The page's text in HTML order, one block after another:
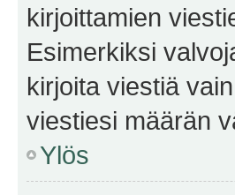
kirjoittamien
Esimerkiksi
kirjoita viestiä
viestiesi määrän
Ylös